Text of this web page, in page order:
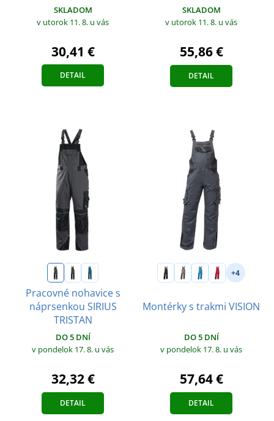
SKLADOM
v utorok 11. 8. u vás
30,41 €
DETAIL
SKLADOM
v utorok 11. 8. u vás
55,86 €
DETAIL
Pracovné nohavice s
náprsenkou SIRIUS
TRISTAN
DO 5 DNÍ
v pondelok 17. 8. u vás
32,32 €
DETAIL
+4
Montérky s trakmi VISION
DO 5 DNÍ
v pondelok 17. 8. u vás
57,64 €
DETAIL